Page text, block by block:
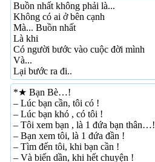
Buồn nhất không phải là...
Không có ai ở bên cạnh
Mà... Buồn nhất
Là khi
Có người bước vào cuộc đời mình
Và...
Lại bước ra đi..
*★ Bạn Bè…!
– Lúc bạn cần, tôi có !
– Lúc bạn khó , có tôi !
– Tôi xem bạn , là 1 đứa bạn thân…!
– Bạn xem tôi, là 1 đứa đần !
– Tìm đến tôi, khi bạn cần !
– Và biến dần, khi hết chuyện !